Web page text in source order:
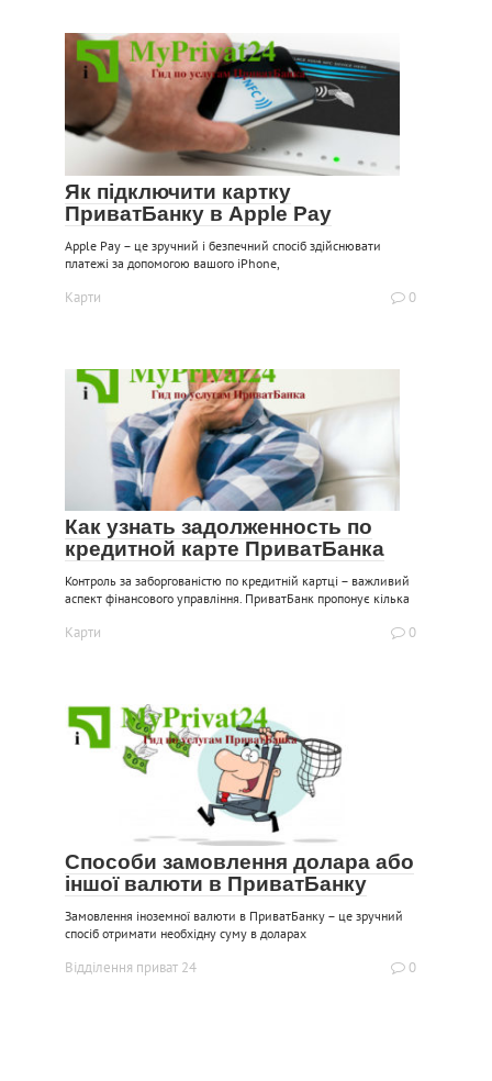
Як підключити картку
ПриватБанку в Apple Pay
Apple Pay – це зручний і безпечний спосіб здійснювати
платежі за допомогою вашого iPhone,
Карти 0
Как узнать задолженность по
кредитной карте ПриватБанка
Контроль за заборгованістю по кредитній картці – важливий
аспект фінансового управління. ПриватБанк пропонує кілька
Карти 0
Способи замовлення долара або
іншої валюти в ПриватБанку
Замовлення іноземної валюти в ПриватБанку – це зручний
спосіб отримати необхідну суму в доларах
Відділення приват 24 0